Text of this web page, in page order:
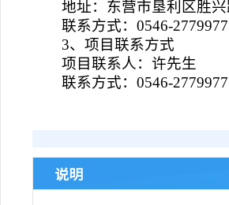
地址：东营市垦利区胜
联系方式：0546-2779977
3、项目联系方式
项目联系人：许先生
联系方式：0546-2779977
说明